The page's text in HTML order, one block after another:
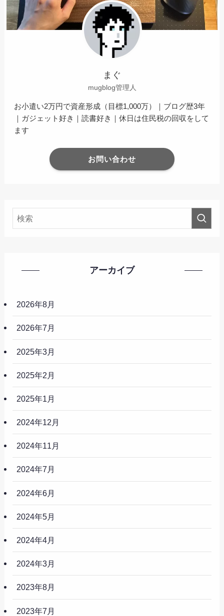
まぐ
mugblog管理人
お小遣い2万円で資産形成（目標1,000万）｜ブログ歴3年
｜ガジェット好き｜読書好き｜休日は住民税の回収をして
ます
お問い合わせ
アーカイブ
2026年8月
2026年7月
2025年3月
2025年2月
2025年1月
2024年12月
2024年11月
2024年7月
2024年6月
2024年5月
2024年4月
2024年3月
2023年8月
2023年7月